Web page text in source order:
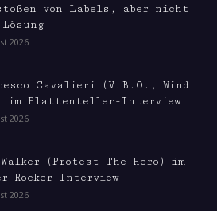
von Labels, aber nicht
2026
Cavalieri (V.B.O., Wind
im Plattenteller-Interview
2026
Walker (Protest The Hero) im
Rocker-Interview
2026